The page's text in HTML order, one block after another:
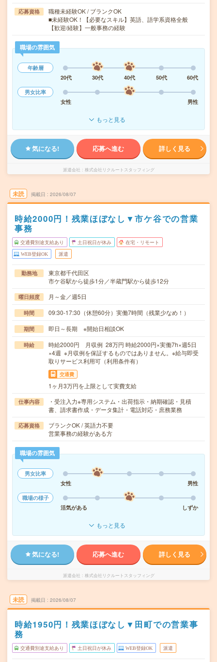
応募資格
職種未経験OK / ブランクOK
■未経験OK！【必要なスキル】英語、語学系資格全般
【歓迎/経験】一般事務の経験
職場の雰囲気
年齢層
20代
30代 40代 50代
60代
男女比率
女性
男性
もっと見る
気になる! 応募へ進む 詳しく見る
派遣会社 株式会社リクルートスタッフィング
未読 掲載日 2026/08/07
時給2000円！残業ほぼなし▼市ケ谷での営業
事務
交通費別途支給あり 土日祝日が休み 在宅・リモート
WEB登録OK 派遣
勤務地
東京都千代田区
市ケ谷駅から徒歩1分／半蔵門駅から徒歩12分
曜日頻度 月～金／週5日
時間 09:30-17:30（休憩60分）実働7時間（残業少なめ！）
期間 即日～長期 ※開始日相談OK
時給
時給2000円 月収例 28万円 時給2000円×実働7h×週5日
×4週 ※月収例を保証するものではありません。※給与即受
取りサービス利用可（利用条件有）
交通費
1ヶ月3万円を上限として実費支給
仕事内容
・受注入力※専用システム・出荷指示・納期確認・見積
書、請求書作成・データ集計・電話対応・庶務業務
応募資格
ブランクOK / 英語力不要
営業事務の経験がある方
職場の雰囲気
男女比率
女性
男性
職場の様子
活気がある
しずか
もっと見る
気になる! 応募へ進む 詳しく見る
派遣会社 株式会社リクルートスタッフィング
未読 掲載日 2026/08/07
時給1950円！残業ほぼなし▼田町での営業事
務
交通費別途支給あり 土日祝日が休み WEB登録OK 派遣